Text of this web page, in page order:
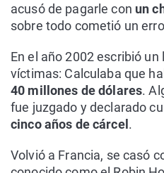
acusó de pagarle con un
sobre todo cometió un
En el año 2002 escribió
víctimas: Calculaba que
40 millones de dólares.
fue juzgado y declarado
cinco años de cárcel .
Volvió a Francia, se casó